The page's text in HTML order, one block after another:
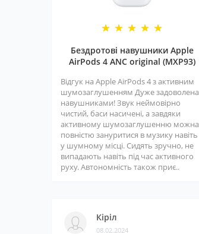
Бездротові навушники Apple
AirPods 4 ANC original (MXP93)
Відгук на Apple AirPods 4 з активним
шумозаглушенням Дуже задоволена
навушниками! Звук неймовірно
чистий, баси насичені, а завдяки
активному шумозаглушенню можна
повністю зануритися в музику навіть
у шумному місці. Сидять зручно, не
випадають навіть під час активного
руху. Автономність також приє..
Кіріл
08.02.2024